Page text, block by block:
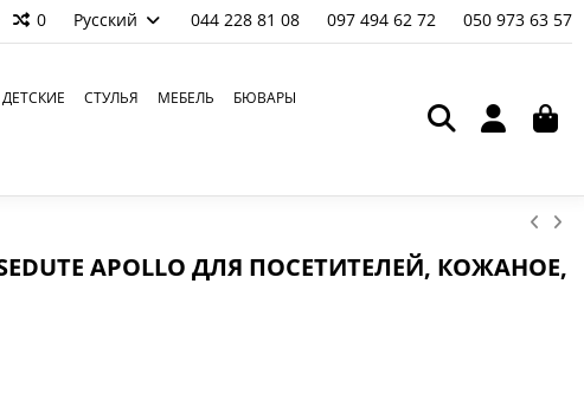
0 Русский 044 228 81 08 097 494 62 72 050 973 63 57
ДЕТСКИЕ СТУЛЬЯ МЕБЕЛЬ БЮВАРЫ
APOLLO ДЛЯ ПОСЕТИТЕЛЕЙ, КОЖАНОЕ,